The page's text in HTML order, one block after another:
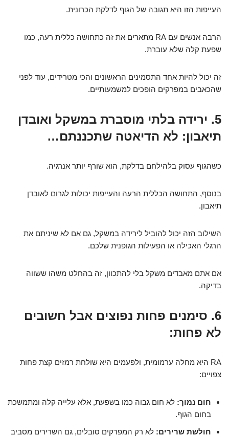
העייפות הזו היא תגובה של הגוף לדלקת הכרונית.
הרבה אנשים עם RA מתארים את זה כתחושה כללית רעה, כמו
שפעת קלה שלא עוברת.
זה יכול להיות אחד התסמינים הראשונים והכי מטרידים, עוד לפני
שהכאבים במפרקים הופכים למשמעותיים.
5. ירידה בלתי מוסברת במשקל ואובדן
תיאבון: לא הדיאטה שתכננתם…
כשהגוף עסוק בלהילחם בדלקת, הוא שורף יותר אנרגיה.
בנוסף, התחושה הכללית הרעה והעייפות יכולות לגרום לאובדן
תיאבון.
השילוב הזה יכול להוביל לירידה במשקל, גם אם לא שיניתם את
הרגלי האכילה או הפעילות הגופנית שלכם.
אם אתם מאבדים משקל בלי להתכוון, זה בהחלט משהו ששווה
בדיקה.
6. סימנים פחות נפוצים אבל חשובים
לא פחות:
RA היא מחלה ערמומית, ולפעמים היא שולחת רמזים קצת פחות
צפויים:
חום נמוך: לא חום גבוה כמו בשפעת, אלא עלייה קלה ומתמשכת
בחום הגוף.
חולשת שרירים: לא רק המפרקים סובלים, גם השרירים מסביב